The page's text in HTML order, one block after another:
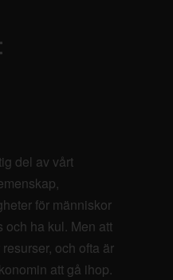
del av vårt
för människor
och ha kul. Men att
och ofta är
att gå ihop.